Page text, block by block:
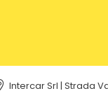
Intercar Srl | Strada